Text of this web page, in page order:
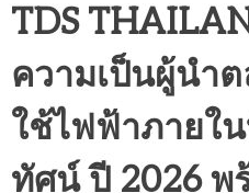
TDS
ความเป็นผู้นำต
ใช้ไฟฟ้าภายใ
ทัศน์ ปี 2026 พ